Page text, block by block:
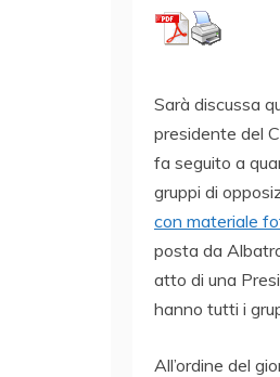
Sarà discussa
presidente del
fa seguito a
gruppi di
con materiale
posta da
atto di una
hanno tutti i
All’ordine del